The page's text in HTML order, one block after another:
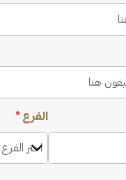
الفرع *
اختر